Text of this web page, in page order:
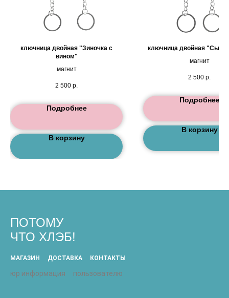
ключница двойная "Зиночка с
вином"
магнит
2 500 р.
Подробнее
В корзину
ключница двойная "Сыр
магнит
2 500 р.
Подробнее
В корзину
ПОТОМУ
ЧТО ХЛЭБ!
МАГАЗИН ДОСТАВКА КОНТАКТЫ
юр информация пользователю